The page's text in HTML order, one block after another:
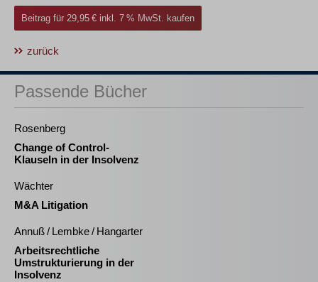
Beitrag für 29,95 € inkl. 7 % MwSt. kaufen
zurück
Passende Bücher
Rosenberg
Change of Control-
Klauseln in der Insolvenz
Wächter
M&A Litigation
Annuß / Lembke / Hangarter
Arbeitsrechtliche
Umstrukturierung in der
Insolvenz